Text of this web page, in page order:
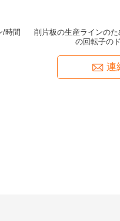
/時間
削片板の生産ラインの
の回転子の
連